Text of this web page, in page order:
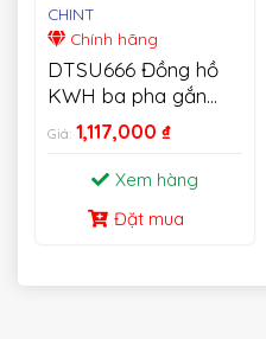
CHINT
Chính hãng
DTSU666 Đồng hồ
KWH ba pha gắn
trên thanh Din
Giá: 1,117,000 ₫
Xem hàng
Đặt mua